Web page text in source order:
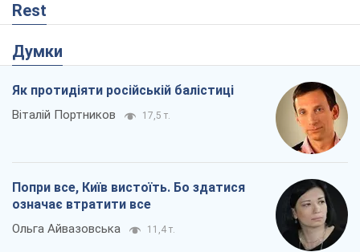
Rest
Думки
Як протидіяти російській балістиці
Віталій Портников 17,5 т.
Попри все, Київ вистоїть. Бо здатися
означає втратити все
Ольга Айвазовська 11,4 т.